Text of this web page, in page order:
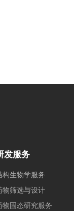
发服务
构生物学服务
物筛选与设计
物固态研究服务